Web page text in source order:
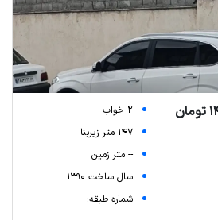
2 خواب
147 متر زیربنا
-- متر زمین
سال ساخت 1390
شماره طبقه: --